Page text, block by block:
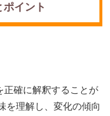
イント
正確に解釈することが
を理解し、変化の傾向